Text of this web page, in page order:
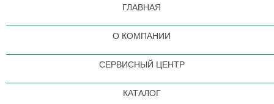
ГЛАВНАЯ
О КОМПАНИИ
СЕРВИСНЫЙ ЦЕНТР
КАТАЛОГ